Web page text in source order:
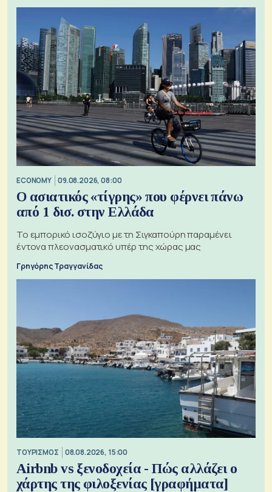
ECONOMY 09.08.2026, 08:00
Ο ασιατικός «τίγρης» που φέρνει πάνω
από 1 δισ. στην Ελλάδα
Το εμπορικό ισοζύγιο με τη Σιγκαπούρη παραμένει
έντονα πλεονασματικό υπέρ της χώρας μας
Γρηγόρης Τραγγανίδας
ΤΟΥΡΙΣΜΟΣ 08.08.2026, 15:00
Airbnb vs ξενοδοχεία - Πώς αλλάζει ο
χάρτης της φιλοξενίας [γραφήματα]